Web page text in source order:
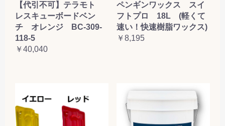
【代引不可】テラモト
レスキューボードベン
チ オレンジ BC-309-
118-5
￥40,040
ペンギンワックス スイ
フトプロ 18L (軽くて
速い！快速樹脂ワックス)
￥8,195